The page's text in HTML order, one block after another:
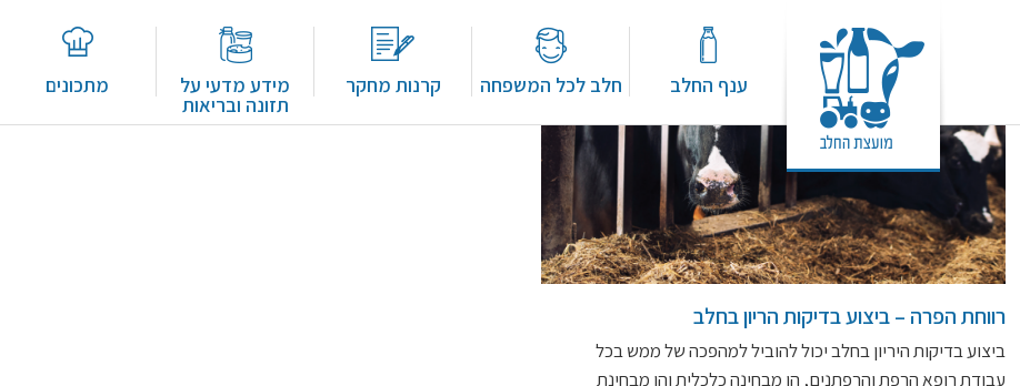
ענף החלב חלב לכל המשפחה קרנות מחקר מידע מדעי על
תזונה ובריאות
מתכונים
Tag Archive: רווחת הפרה
רווחת הפרה – ביצוע בדיקות הריון בחלב
ביצוע בדיקות היריון בחלב יכול להוביל למהפכה של ממש בכל
עבודת רופא הרפת והרפתנים, הן מבחינה כלכלית והן מבחינת